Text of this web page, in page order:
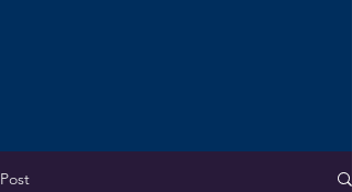
Post